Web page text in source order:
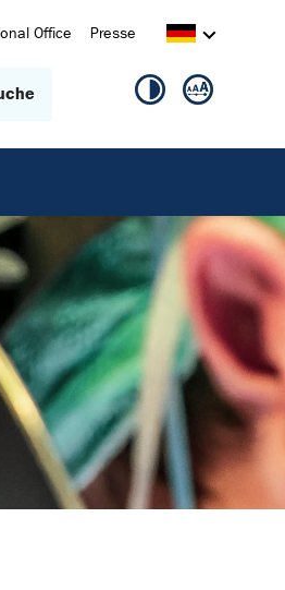
Office Presse